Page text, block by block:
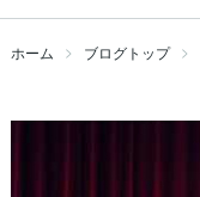
ホーム ブログトップ